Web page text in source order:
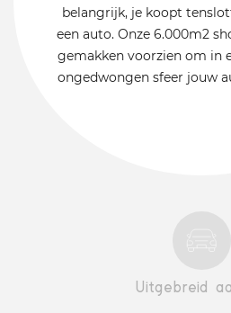
belangrijk, je koopt
een auto. Onze 6.000m2
gemakken voorzien om in
ongedwongen sfeer jouw
Uitgebreid